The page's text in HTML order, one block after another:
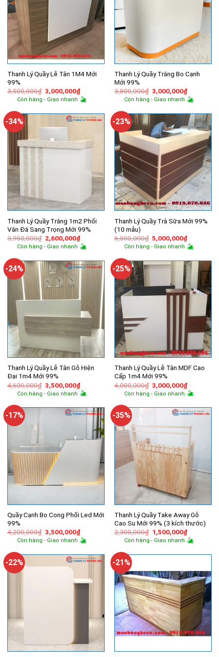
Thanh Lý Quầy Lễ Tân 1M4 Mới
99%
3,500,000₫ Giá
gốc
là:
3,000,000₫Giá
hiện
tại
3,000,000₫.
Còn hàng - Giao nhanh
Thanh Lý Quầy Trắng Bo Cạnh
Mới 99%
3,800,000₫ Giá
gốc
là:
3,000,000₫Giá
hiện
tại
Còn hàng - Giao nhanh
-34%
Thanh Lý Quầy Trắng 1m2 Phối
Vân Đá Sang Trọng Mới 99%
3,950,000₫ Giá
gốc
là:
2,600,000₫Giá
hiện
tại
2,600,000₫.
Còn hàng - Giao nhanh
-23%
Thanh Lý Quầy Trà Sữa Mới 99%
(10 mẫu)
6,500,000₫ Giá
gốc
là:
5,000,000₫Giá
hiện
tại
Còn hàng - Giao nhanh
-24%
Thanh Lý Quầy Lễ Tân Gỗ Hiện
Đại 1m4 Mới 99%
4,600,000₫ Giá
gốc
là:
3,500,000₫Giá
hiện
tại
3,500,000₫.
Còn hàng - Giao nhanh
-25%
Thanh Lý Quầy Lễ Tân MDF Cao
Cấp 1m4 Mới 99%
4,000,000₫ Giá
gốc
là:
3,000,000₫Giá
hiện
tại
Còn hàng - Giao nhanh
-17%
Quầy Cạnh Bo Cong Phối Led Mới
99%
4,200,000₫ Giá
gốc
là:
3,500,000₫Giá
hiện
tại
3,500,000₫.
Còn hàng - Giao nhanh
-35%
Thanh Lý Quầy Take Away Gỗ
Cao Su Mới 99% (3 kích thước)
2,300,000₫ Giá
gốc
là:
1,500,000₫Giá
hiện
tại
Còn hàng - Giao nhanh
-22% -21%